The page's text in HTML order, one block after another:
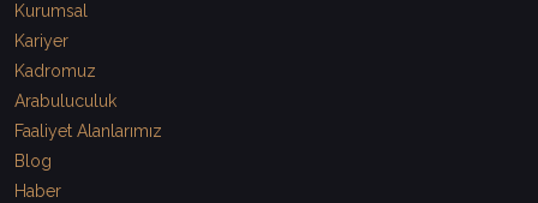
Kurumsal
Kariyer
Kadromuz
Arabuluculuk
Faaliyet Alanlarımız
Blog
Haber